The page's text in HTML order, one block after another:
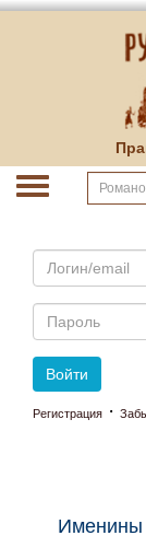
Email
Пароль
Войти
Регистрация ·
Именины